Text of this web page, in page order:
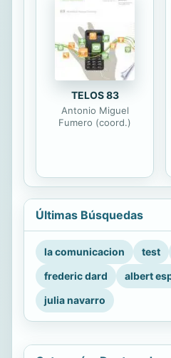
TELOS 83
Antonio Miguel
Fumero (coord.)
Últimas Búsquedas
la comunicacion test
frederic dard
albert
julia navarro